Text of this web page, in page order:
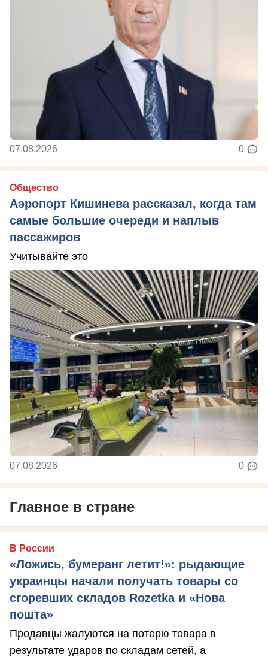
07.08.2026 0
Общество
Аэропорт Кишинева рассказал, когда там
самые большие очереди и наплыв
пассажиров
Учитывайте это
07.08.2026 0
Главное в стране
В России
«Ложись, бумеранг летит!»: рыдающие
украинцы начали получать товары со
сгоревших складов Rozetka и «Нова
пошта»
Продавцы жалуются на потерю товара в
результате ударов по складам сетей, а